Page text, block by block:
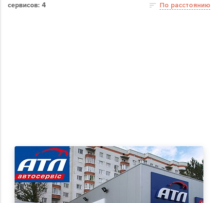
сервисов: 4 По расстоянию